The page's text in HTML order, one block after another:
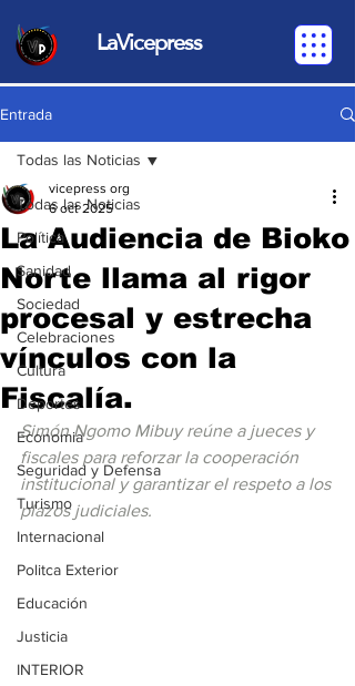
LaVicepress
Entrada
Todas las Noticias
Política
Sanidad
Sociedad
Celebraciones
Cultura
Deportes
Economia
Seguridad y Defensa
Turismo
Internacional
Politca Exterior
Educación
Justicia
INTERIOR
Todas las Noticias
La Audiencia de Bioko
Norte llama al rigor
procesal y estrecha
vínculos con la
Fiscalía.
vicepress org
6 oct 2025
Simón Ngomo Mibuy reúne a jueces y
fiscales para reforzar la cooperación
institucional y garantizar el respeto a los
plazos judiciales.